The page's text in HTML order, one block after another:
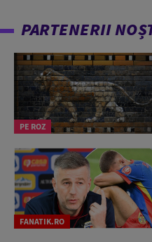
PARTENERII
PE ROZ
FANATIK.RO